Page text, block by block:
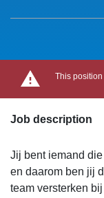
This
Job description
Jij bent iemand
en daarom ben jij
team versterken